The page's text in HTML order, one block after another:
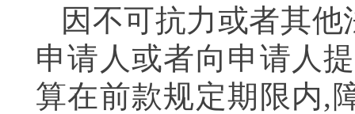
因不可抗力或者其
申请人或者向申请人
算在前款规定期限内,